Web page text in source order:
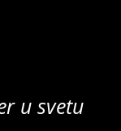
u svetu